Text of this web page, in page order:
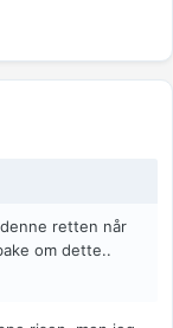
retten når
om dette..